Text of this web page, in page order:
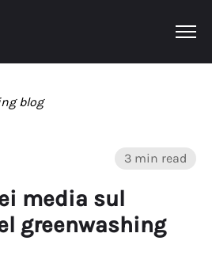
3 min read
media sul
greenwashing